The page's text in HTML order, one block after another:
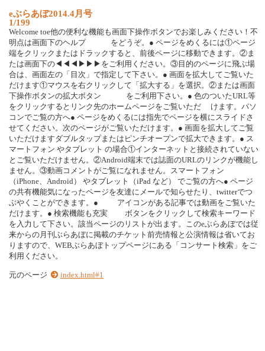
eぶらあぼ2014.4月 号
1/199
Welcome toe他の便利 な機能も 画面 下操作ボタ ンでお楽 しみ く ださ い ！ 不
明 点は画面 下のヘルプ を どう ぞ。 ● ページをめ く るには①ページ
端をク リ ッ ク ま たは ドラ ッ クする と 、 前後ページに移動でき ま す。 ②ま
たは画面 下の◀ ◀ ◀ ▶ ▶ ▶ をご利 用 く ださ い。 ③目 的のページに飛ぶ場
合は、 画面左の 「 目 次 」 で指定 して 下 さ い。 ● 画面を拡大 してご覧いた
だけ ま す①マウ スを右ク リ ッ ク して 「 拡大する 」 を選択。 ②ま たは画面
下操作ボタ ンの拡大ボタ ン をご利 用 下 さ い。 ● 色のついたURL等
をク リ ッ クする と リ ンク先のホームページをご覧いただ け ま す。 パソ
コ ンでご覧の方へ● ページをめ く るには指先でページを横にスラ イ ドさ
せて く ださ い。 次のページがご覧いただけ ま す。 ● 画面を拡大 してご覧
いただけ ま すダブルタ ッ プま たは ピンチオープンで拡大でき ま す。 ● ス
マー ト フ ォ ン やタ ブ レ ッ ト の場合①イ ンタ ーネ ッ ト と 接続さ れていない
と ご覧いただけ ま せん。 ②Android端末では誌面のURLの リ ンクが機能 し
ま せん。 ③動画 コ メ ン ト がご覧になれま せん。 スマー ト フ ォ ン
（iPhone、 Android） やタ ブ レ ッ ト （iPad な ど） でご覧の方へ● ページ
の共有機能気にな っ たページを友達に メ ールで知 らせた り 、 twitterでつ
ぶや く こ と ができ ま す。 ● アイ コ ンがある記事では動画をご覧いた
だけ ま す。 ● 検索機能も 充実 ボタ ンをク リ ッ ク して検索キーワ ー ド
を 入 力 して 下 さ い。 該当ページの リ ス ト が出 ま す。 こ のeぶらあぼでは従
来からの月 刊 ぶらあぼに掲載のチケ ッ ト 前売情報 と 公演情報は省いてお
り ま すので、 WEBぶらあぼト ッ プページにある 「 コ ンサー ト 検索 」 をご
利 用 く ださ い。
元のページ index.html#1